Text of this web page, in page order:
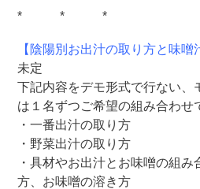
* * *
【陰陽別お出汁の取り方と味噌
未定
下記内容をデモ形式で行ない、
は１名ずつご希望の組み合わせ
・一番出汁の取り方
・野菜出汁の取り方
・具材やお出汁とお味噌の組
方、お味噌の溶き方